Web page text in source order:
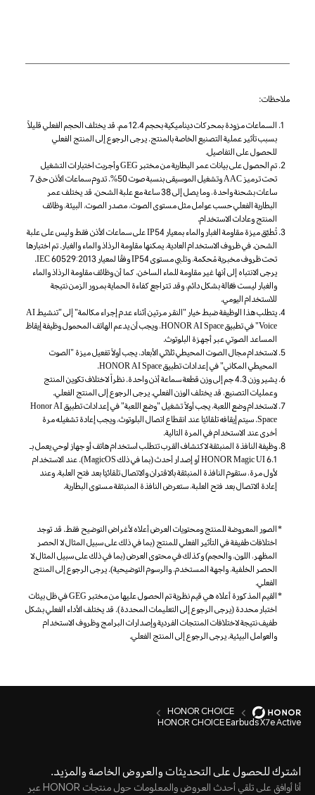
ملاحظات:
السماعات مزودة بمحركات ديناميكية بحجم 12.4 مم. قد يختلف الحجم الفعلي قليلاً
بسبب تأثير عملية التصنيع الخاصة بالمنتج. يرجى الرجوع إلى المنتج الفعلي
للحصول على التفاصيل.
تم الحصول على بيانات عمر البطارية من مختبر GEG وأجريت اختبارات التشغيل
تحت ترميز AAC وتشغيل الموسيقى بنسبة صوت 50%. تدوم سماعات الأذن حتى 7
ساعات بشحنة واحدة، وما يصل إلى 38 ساعة مع علبة الشحن. قد يختلف عمر
البطارية الفعلي حسب عوامل مثل مستوى الصوت، مصدر الصوت، البيئة، وظائف
المنتج وعادات الاستخدام.
تُطبَّق ميزة مقاومة الغبار والماء بمعيار IP54 على سماعات الأذن فقط وليس على علبة
الشحن. في ظروف الاستخدام العادية، يمكنها مقاومة الرذاذ والماء والغبار. تم اختبارها
تحت ظروف مخبرية مُحكمة، وتلبي مستوى IP54 وفقًا لمعيار IEC 60529:2013.
يرجى الانتباه إلى أنها غير مقاومة للماء الساخن، كما أن وظائف مقاومة الرذاذ والماء
والغبار ليست فعّالة بشكل دائم، وقد تتراجع كفاءة الحماية بمرور الزمن نتيجة
للاستخدام اليومي.
يتطلب هذا الوظيفة ضبط خيار "النقر مرتين أثناء عدم إجراء مكالمة" إلى "تنشيط AI
Voice" في تطبيق HONOR AI Space، ويجب أن يدعم الهاتف المحمول وظيفة إيقاظ
المساعد الصوتي عبر أجهزة البلوتوث.
لاستخدام مجال الصوت المحيطي ثلاثي الأبعاد، يجب أولاً تفعيل ميزة "الصوت
المحيطي المكاني" في إعدادات تطبيق HONOR AI Space.
يشير وزن 4.3 جم إلى وزن قطعة سماعة أذن واحدة. نظراً لاختلاف تكوين المنتج
وعمليات التصنيع، قد يختلف الوزن الفعلي. يرجى الرجوع إلى المنتج الفعلي.
لاستخدام وضع اللعبة، يجب أولاً تشغيل "وضع اللعبة" في إعدادات تطبيق Honor AI
Space. سيتم إيقافه تلقائيًا عند انقطاع اتصال البلوتوث، ويجب إعادة تشغيله مرة
أخرى عند الاستخدام في المرة التالية.
وظيفة النافذة المنبثقة لاكتشاف القرب تتطلب استخدام هاتف أو جهاز لوحي يعمل بـ
HONOR Magic UI 6.1 أو إصدار أحدث (بما في ذلك MagicOS). عند الاستخدام
لأول مرة، ستقوم النافذة المنبثقة بالاقتران والاتصال تلقائيًا بعد فتح العلبة، وعند
إعادة الاتصال بعد فتح العلبة، ستعرض النافذة المنبثقة مستوى البطارية.
الصور المعروضة للمنتج ومحتويات العرض أعلاه لأغراض التوضيح فقط. قد توجد
اختلافات طفيفة في التأثير الفعلي للمنتج (بما في ذلك على سبيل المثال لا الحصر
المظهر، اللون، والحجم) وكذلك في محتوى العرض (بما في ذلك على سبيل المثال لا
الحصر الخلفية، واجهة المستخدم، والرسوم التوضيحية). يرجى الرجوع إلى المنتج
الفعلي.
القيم المذكورة أعلاه هي قيم نظرية تم الحصول عليها من مختبر GEG في ظل بيئات
اختبار محددة (يرجى الرجوع إلى التعليمات المحددة). قد يختلف الأداء الفعلي بشكل
طفيف نتيجة لاختلافات المنتجات الفردية وإصدارات البرامج وظروف الاستخدام
والعوامل البيئية. يرجى الرجوع إلى المنتج الفعلي.
HONOR CHOICE
HONOR CHOICE Earbuds X7e Active
اشترك للحصول على التحديثات والعروض الخاصة والمزيد.
أنا أوافق على تلقي أحدث العروض والمعلومات حول منتجات HONOR عبر